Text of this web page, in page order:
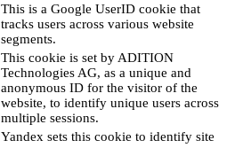
This is a Google UserID cookie that
tracks users across various website
segments.
This cookie is set by ADITION
Technologies AG, as a unique and
anonymous ID for the visitor of the
website, to identify unique users across
multiple sessions.
Yandex sets this cookie to identify site